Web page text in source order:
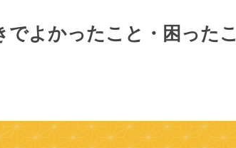
でよかったこと・困ったこ